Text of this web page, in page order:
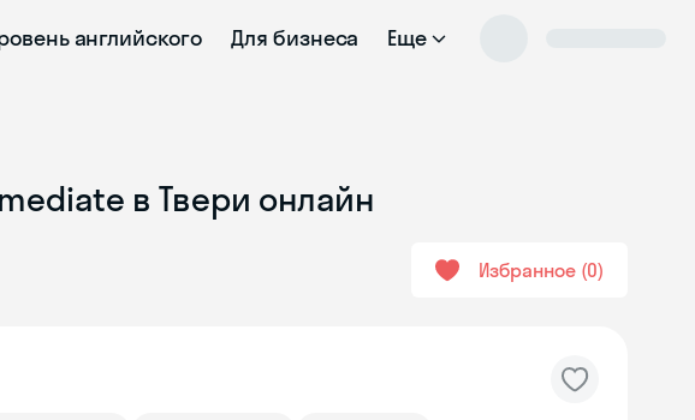
английского Для бизнеса Еще
в Твери онлайн
Избранное 0